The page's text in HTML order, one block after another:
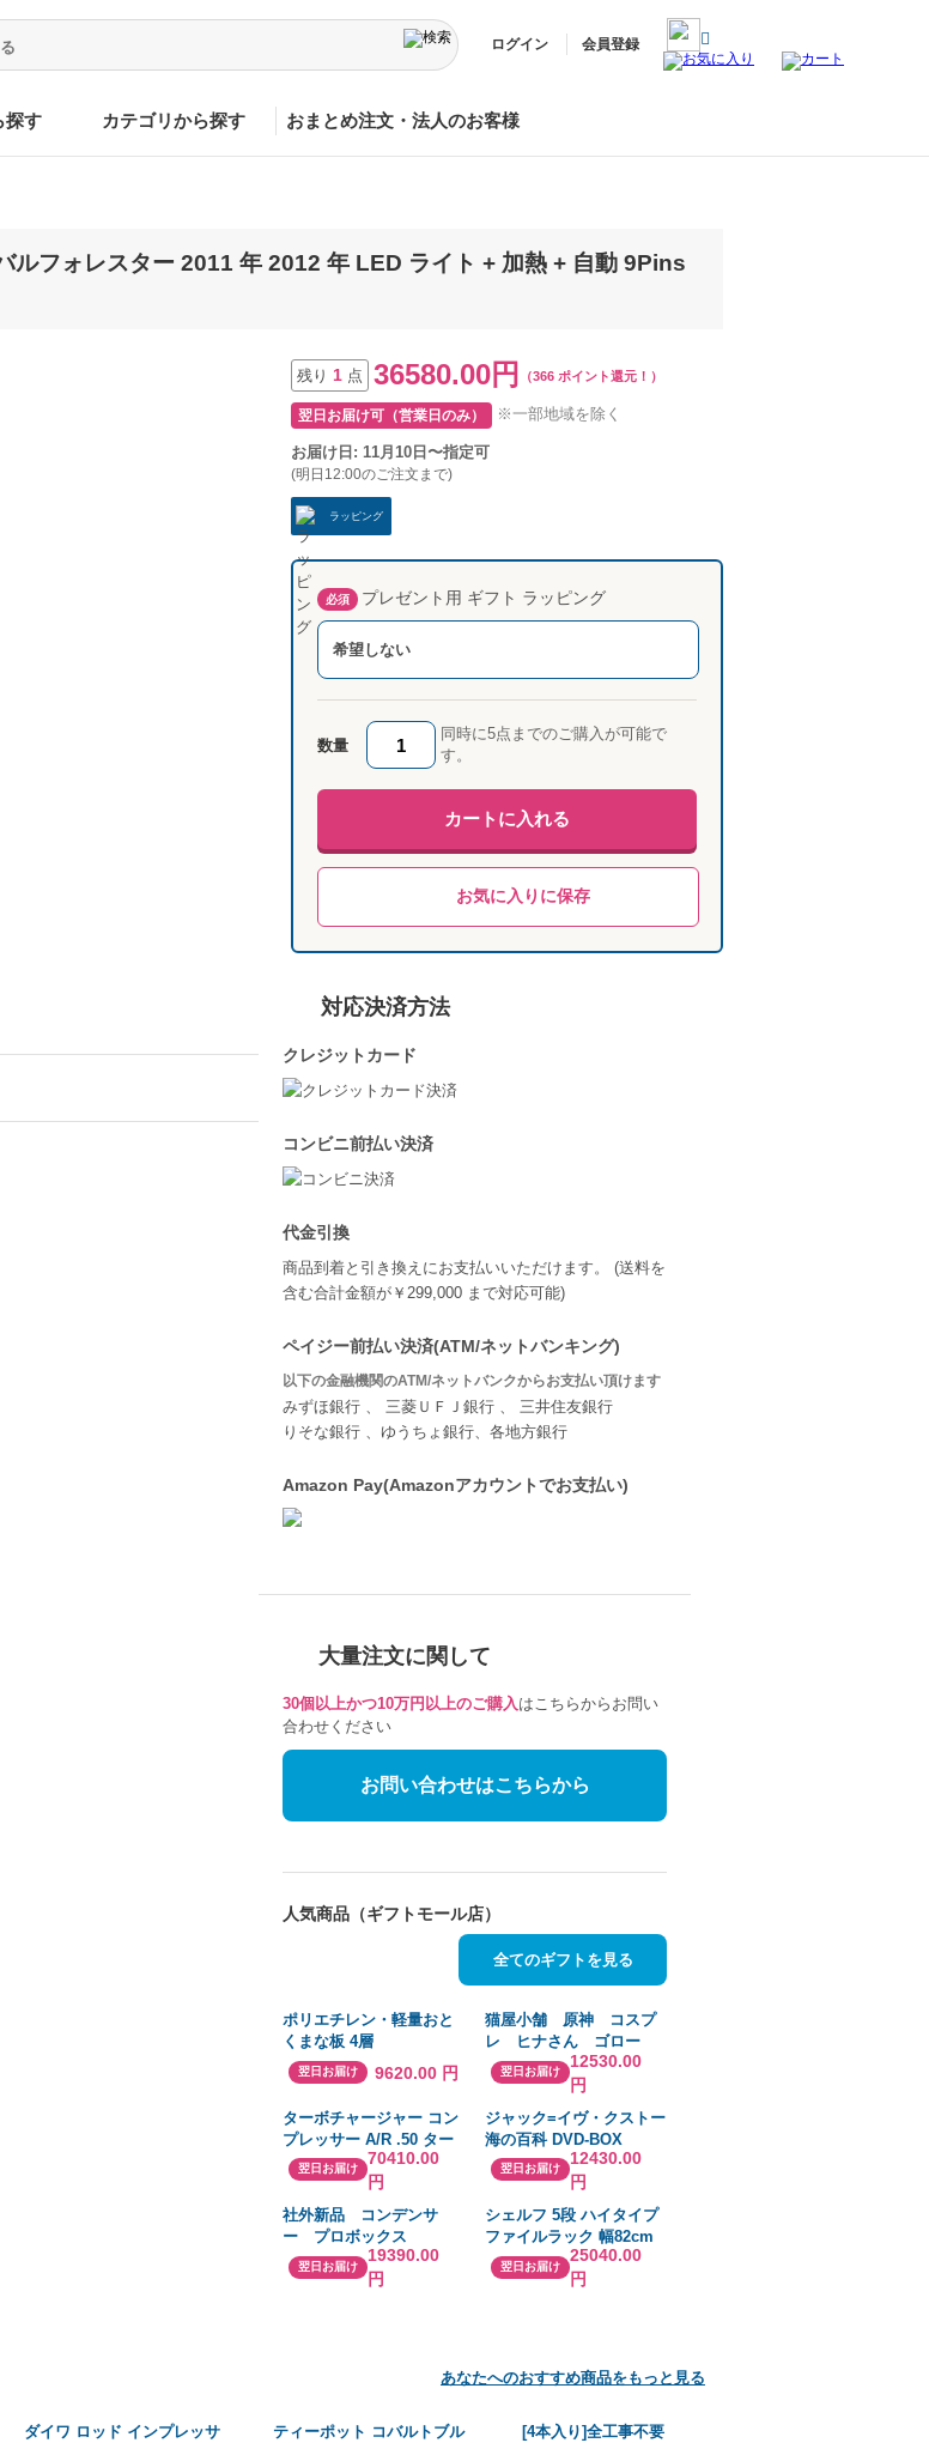
ログイン 会員登録
探す カテゴリから探す おまとめ注文・法人のお客様
ルフォレスター 2011 年 2012 年 LED ライト + 加熱 + 自動 9Pins
残り 1 点 36580.00円 （366 ポイント還元！）
翌日お届け可（営業日のみ） ※一部地域を除く
お届け日: 11月10日〜指定可
(明日12:00のご注文まで)
ラッピング
必須 プレゼント用 ギフト ラッピング
希望しない
数量
同時に5点までのご購入が可能で
す。
カートに入れる
お気に入りに保存
対応決済方法
クレジットカード
コンビニ前払い決済
代金引換
商品到着と引き換えにお支払いいただけます。 (送料を
含む合計金額が￥299,000 まで対応可能)
ペイジー前払い決済(ATM/ネットバンキング)
以下の金融機関のATM/ネットバンクからお支払い頂けます
みずほ銀行 、 三菱ＵＦＪ銀行 、 三井住友銀行
りそな銀行 、ゆうちょ銀行、各地方銀行
Amazon Pay(Amazonアカウントでお支払い)
大量注文に関して
30個以上かつ10万円以上のご購入はこちらからお問い
合わせください
お問い合わせはこちらから
人気商品（ギフトモール店）
全てのギフトを見る
ポリエチレン・軽量おと
くまな板 4層
600×350×H25mm Y (9-
0373-0317)
翌日お届け 9620.00 円
猫屋小舗 原神 コスプ
レ ヒナさん ゴロー
和服 衣装 ※ウィッ
グ 靴 追加可
翌日お届け
12530.00
円
ターボチャージャー コン
プレッサー A/R .50 ター
ビン A/R. 57 オイル 冷却
T3 フランジ 450HP AL-
NN-4015 AL
翌日お届け
70410.00
円
ジャック=イヴ・クストー
海の百科 DVD-BOX
翌日お届け
12430.00
円
社外新品 コンデンサ
ー プロボックス
NCP58G 88450-52081
クーラーコンデンサー
翌日お届け
19390.00
円
シェルフ 5段 ハイタイプ
ファイルラック 幅82cm
（ 法人限定 ラック 棚 オ
フィス家具 ファイル 資料
翌日お届け
25040.00
円
あなたへのおすすめ商品をもっと見る
ダイワ ロッド インプレッサ
ティーポット コバルトブル
[4本入り]全工事不要